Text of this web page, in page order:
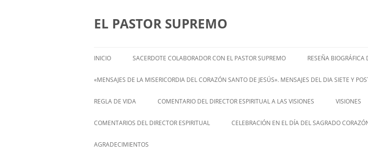
EL PASTOR SUPREMO
INICIO SACERDOTE COLABORADOR CON EL PASTOR SUPREMO RESEÑA BIOGRÁFICA
ISABEL’S BIOGRAPHY
«MENSAJES DE LA MISERICORDIA DEL CORAZÓN SANTO DE JESÚS». MENSAJES DEL DIA SIETE Y
ENGLISH
FRANÇAIS
ITALIANI
REGLA DE VIDA COMENTARIO DEL DIRECTOR ESPIRITUAL A LAS VISIONES VISIONES
ENGLISH V
COMENTARIOS DEL DIRECTOR ESPIRITUAL
STATEMENT FROM THE SPIRITUAL
CELEBRACIÓN EN EL DÍA DEL SAGRADO
AGRADECIMIENTOS